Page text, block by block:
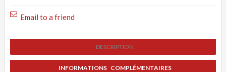
Solution
Plantes
Email to a friend
DESCRIPTION
INFORMATIONS COMPLÉMENTAIRES